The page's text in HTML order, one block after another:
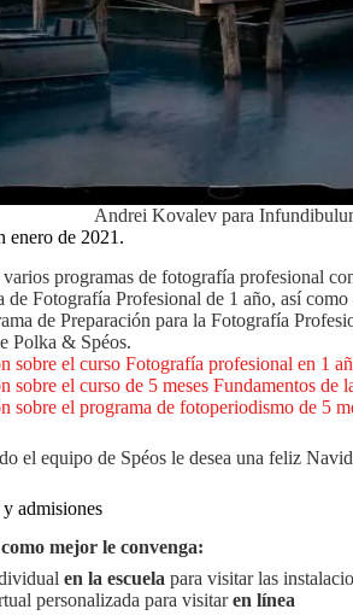
Andrei Kovalev para
enero de 2021.
programas de fotografía profesional
de Fotografía Profesional de 1 año, así
de Preparación para la Fotografía
Polka & Spéos.
sobre el curso Fotografía profesional en 1
sobre el curso de 5 meses Fundamentos de
sobre el programa de fotoperiodismo de 5
el equipo de Spéos le desea una feliz
admisiones
mejor le convenga:
en la escuela para visitar las
personalizada para visitaren línea